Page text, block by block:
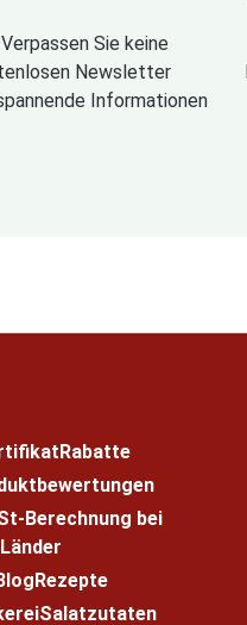
Sie keine
Newsletter
Informationen
Rabatte
Berechnung bei
Rezepte
Salatzutaten